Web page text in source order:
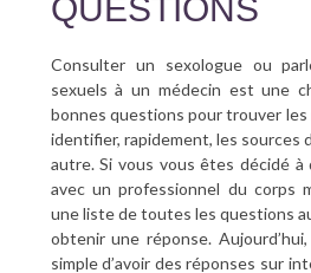
QUESTIONS
Consulter un sexologue ou
sexuels à un médecin est une
bonnes questions pour trouver
identifier, rapidement, les sources
autre. Si vous vous êtes décidé
avec un professionnel du corps
une liste de toutes les questions
obtenir une réponse.
simple d’avoir des réponses sur